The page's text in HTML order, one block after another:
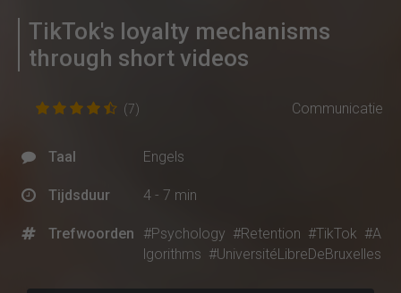
TikTok's loyalty mechanisms
through short videos
(7) Communicatie
Taal Engels
Tijdsduur 4 - 7 min
Trefwoorden #Psychology #Retention #TikTok #A
lgorithms #UniversitéLibreDeBruxelles